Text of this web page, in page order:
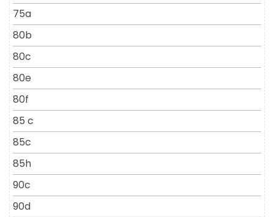
75a
80b
80c
80e
80f
85 c
85c
85h
90c
90d